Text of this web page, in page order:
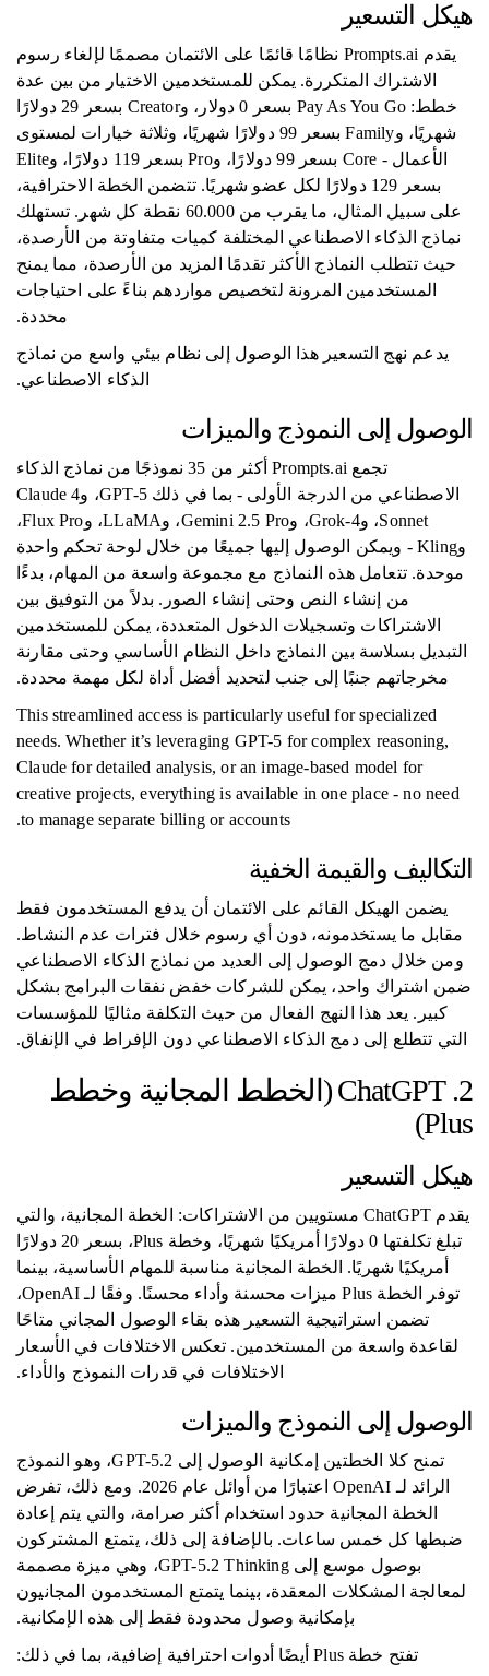
هيكل التسعير
يقدم Prompts.ai نظامًا قائمًا على الائتمان مصممًا لإلغاء رسوم
الاشتراك المتكررة. يمكن للمستخدمين الاختيار من بين عدة
خطط: Pay As You Go بسعر 0 دولار، وCreator بسعر 29 دولارًا
شهريًا، وFamily بسعر 99 دولارًا شهريًا، وثلاثة خيارات لمستوى
الأعمال - Core بسعر 99 دولارًا، وPro بسعر 119 دولارًا، وElite
بسعر 129 دولارًا لكل عضو شهريًا. تتضمن الخطة الاحترافية،
على سبيل المثال، ما يقرب من 60.000 نقطة كل شهر. تستهلك
نماذج الذكاء الاصطناعي المختلفة كميات متفاوتة من الأرصدة،
حيث تتطلب النماذج الأكثر تقدمًا المزيد من الأرصدة، مما يمنح
المستخدمين المرونة لتخصيص مواردهم بناءً على احتياجات
محددة.
يدعم نهج التسعير هذا الوصول إلى نظام بيئي واسع من نماذج
الذكاء الاصطناعي.
الوصول إلى النموذج والميزات
تجمع Prompts.ai أكثر من 35 نموذجًا من نماذج الذكاء
الاصطناعي من الدرجة الأولى - بما في ذلك GPT-5، وClaude 4
Sonnet، وGrok-4، وGemini 2.5 Pro، وLLaMA، وFlux Pro،
وKling - ويمكن الوصول إليها جميعًا من خلال لوحة تحكم واحدة
موحدة. تتعامل هذه النماذج مع مجموعة واسعة من المهام، بدءًا
من إنشاء النص وحتى إنشاء الصور. بدلاً من التوفيق بين
الاشتراكات وتسجيلات الدخول المتعددة، يمكن للمستخدمين
التبديل بسلاسة بين النماذج داخل النظام الأساسي وحتى مقارنة
مخرجاتهم جنبًا إلى جنب لتحديد أفضل أداة لكل مهمة محددة.
This streamlined access is particularly useful for specialized
needs. Whether it’s leveraging GPT-5 for complex reasoning,
Claude for detailed analysis, or an image-based model for
creative projects, everything is available in one place - no need
to manage separate billing or accounts.
التكاليف والقيمة الخفية
يضمن الهيكل القائم على الائتمان أن يدفع المستخدمون فقط
مقابل ما يستخدمونه، دون أي رسوم خلال فترات عدم النشاط.
ومن خلال دمج الوصول إلى العديد من نماذج الذكاء الاصطناعي
ضمن اشتراك واحد، يمكن للشركات خفض نفقات البرامج بشكل
كبير. يعد هذا النهج الفعال من حيث التكلفة مثاليًا للمؤسسات
التي تتطلع إلى دمج الذكاء الاصطناعي دون الإفراط في الإنفاق.
2. ChatGPT (الخطط المجانية وخطط
Plus)
هيكل التسعير
يقدم ChatGPT مستويين من الاشتراكات: الخطة المجانية، والتي
تبلغ تكلفتها 0 دولارًا أمريكيًا شهريًا، وخطة Plus، بسعر 20 دولارًا
أمريكيًا شهريًا. الخطة المجانية مناسبة للمهام الأساسية، بينما
توفر الخطة Plus ميزات محسنة وأداء محسنًا. وفقًا لـ OpenAI،
تضمن استراتيجية التسعير هذه بقاء الوصول المجاني متاحًا
لقاعدة واسعة من المستخدمين. تعكس الاختلافات في الأسعار
الاختلافات في قدرات النموذج والأداء.
الوصول إلى النموذج والميزات
تمنح كلا الخطتين إمكانية الوصول إلى GPT-5.2، وهو النموذج
الرائد لـ OpenAI اعتبارًا من أوائل عام 2026. ومع ذلك، تفرض
الخطة المجانية حدود استخدام أكثر صرامة، والتي يتم إعادة
ضبطها كل خمس ساعات. بالإضافة إلى ذلك، يتمتع المشتركون
بوصول موسع إلى GPT-5.2 Thinking، وهي ميزة مصممة
لمعالجة المشكلات المعقدة، بينما يتمتع المستخدمون المجانيون
بإمكانية وصول محدودة فقط إلى هذه الإمكانية.
تفتح خطة Plus أيضًا أدوات احترافية إضافية، بما في ذلك: